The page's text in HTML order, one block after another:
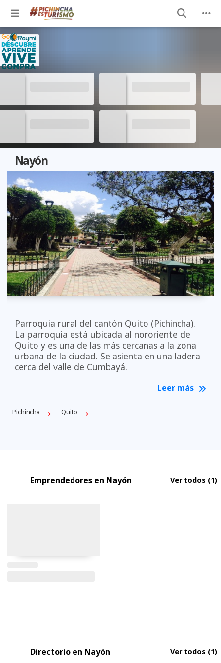
Nayón
Parroquia rural del cantón Quito (Pichincha).
La parroquia está ubicada al nororiente de
Quito y es una de las más cercanas a la zona
urbana de la ciudad. Se asienta en una ladera
cerca del valle de Cumbayá.
Leer más
Pichincha Quito
Emprendedores en Nayón Ver todos (1)
Directorio en Nayón Ver todos (1)